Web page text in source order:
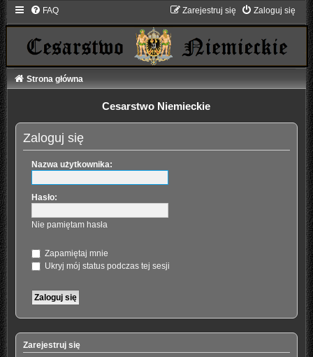
FAQ Zaloguj się
Zarejestruj się
Strona główna
Cesarstwo Niemieckie
Zaloguj się
Nazwa użytkownika:
Hasło:
Nie pamiętam hasła
Zapamiętaj mnie
Ukryj mój status podczas tej sesji
Zarejestruj się